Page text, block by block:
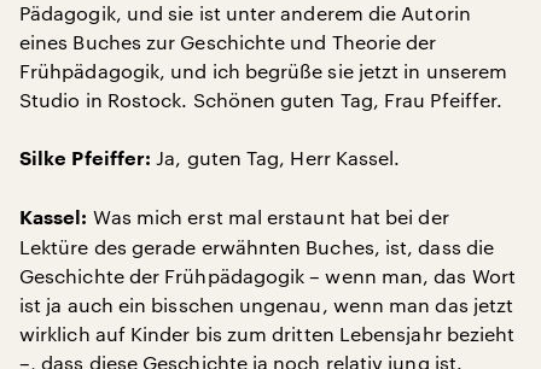
Pädagogik, und sie ist unter anderem die Autorin
eines Buches zur Geschichte und Theorie der
Frühpädagogik, und ich begrüße sie jetzt in unserem
Studio in Rostock. Schönen guten Tag, Frau Pfeiffer.
Silke Pfeiffer: Ja, guten Tag, Herr Kassel.
Kassel: Was mich erst mal erstaunt hat bei der
Lektüre des gerade erwähnten Buches, ist, dass die
Geschichte der Frühpädagogik – wenn man, das Wort
ist ja auch ein bisschen ungenau, wenn man das jetzt
wirklich auf Kinder bis zum dritten Lebensjahr bezieht
–, dass diese Geschichte ja noch relativ jung ist.